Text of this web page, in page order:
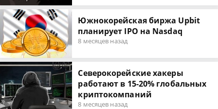
Южнокорейская биржа Upbit
планирует IPO на Nasdaq
8 месяцев назад
Северокорейские хакеры
работают в 15-20% глобальных
криптокомпаний
8 месяцев назад